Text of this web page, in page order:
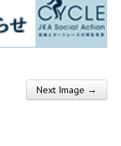
Next Image →